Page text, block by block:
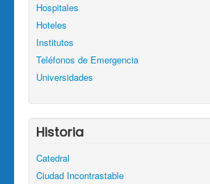
Hospitales
Hoteles
Institutos
Teléfonos de Emergencia
Universidades
Historia
Catedral
Ciudad Incontrastable